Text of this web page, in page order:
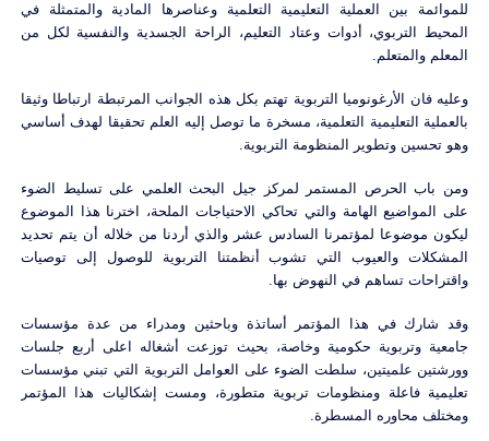
للموائمة بين العملية التعليمية التعلمية وعناصرها المادية والمتمثلة في
المحيط التربوي، أدوات وعتاد التعليم، الراحة الجسدية والنفسية لكل من
المعلم والمتعلم.
وعليه فان الأرغونوميا التربوية تهتم بكل هذه الجوانب المرتبطة ارتباطا وثيقا
بالعملية التعليمية التعلمية، مسخرة ما توصل إليه العلم تحقيقا لهدف أساسي
وهو تحسين وتطوير المنظومة التربوية.
ومن باب الحرص المستمر لمركز جيل البحث العلمي على تسليط الضوء
على المواضيع الهامة والتي تحاكي الاحتياجات الملحة، اخترنا هذا الموضوع
ليكون موضوعا لمؤتمرنا السادس عشر والذي أردنا من خلاله أن يتم تحديد
المشكلات والعيوب التي تشوب أنظمتنا التربوية للوصول إلى توصيات
واقتراحات تساهم في النهوض بها.
وقد شارك في هذا المؤتمر أساتذة وباحثين ومدراء من عدة مؤسسات
جامعية وتربوية حكومية وخاصة، بحيث توزعت أشغاله اعلى أربع جلسات
وورشتين علميتين، سلطت الضوء على العوامل التربوية التي تبني مؤسسات
تعليمية فاعلة ومنظومات تربوية متطورة، ومست إشكاليات هذا المؤتمر
ومختلف محاوره المسطرة.